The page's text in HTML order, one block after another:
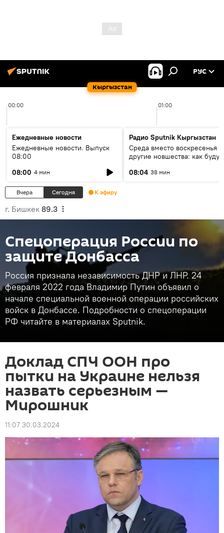
Кыргызстан
РУС
00:00 01:00
Ежедневные новости
Ежедневные новости. Выпуск
08:00
08:00 4 мин
Радио Sputnik Кыргызстан
Среда вместо воскресенья и
другие новшества: как будут
08:04 38 мин
Вчера Сегодня К эфиру
г. Бишкек 89.3
Спецоперация России по
защите Донбасса
Россия признала независимость ДНР и ЛНР. 24
февраля 2022 года Владимир Путин объявил о
начале специальной военной операции российских
войск в Донбассе. Подробности о спецоперации
РФ читайте в материалах Sputnik.
Доклад СПЧ ООН про
пытки на Украине нельзя
назвать серьезным —
Мирошник
11:07 30.03.2024